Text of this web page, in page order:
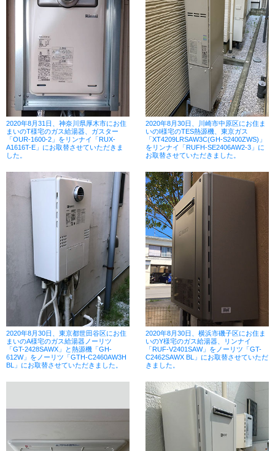
2020年8月31日、神奈川県厚木市にお住
まいのT様宅のガス給湯器、ガスター
「OUR-1600-2」をリンナイ「RUX-
A1616T-E」にお取替させていただきま
した。
2020年8月30日、川崎市中原区にお住ま
いのI様宅のTES熱源機、東京ガス
「XT4209LRSAW3C(GH-S2400ZWS)」
をリンナイ「RUFH-SE2406AW2-3」に
お取替させていただきました。
2020年8月30日、東京都世田谷区にお住
まいのA様宅のガス給湯器ノーリツ
「GT-2428SAWX」と熱源機「GH-
612W」をノーリツ「GTH-C2460AW3H
BL」にお取替させていただきました。
2020年8月30日、横浜市磯子区にお住ま
いのY様宅のガス給湯器、リンナイ
「RUF-V2401SAW」をノーリツ「GT-
C2462SAWX BL」にお取替させていただ
きました。